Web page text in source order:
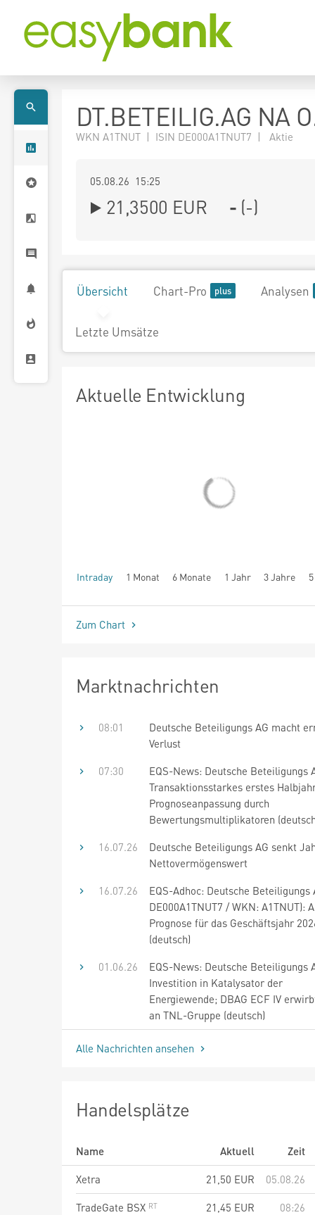
DT.BETEILIG.AG NA
WKN A1TNUT | ISIN DE000A1TNUT7 | Aktie
05.08.26 15:25
21,3500 EUR - (-)
Übersicht Chart-Pro Analysen
Letzte Umsätze
Aktuelle Entwicklung
Intraday 1 Monat 6 Monate 1 Jahr 3 Jahre
seit Beginn
Zum Chart
Marktnachrichten
08:01
Deutsche Beteiligungs AG macht
Verlust
07:30
EQS-News: Deutsche Beteiligungs
Transaktionsstarkes erstes
Prognoseanpassung durch
Bewertungsmultiplikatoren
16.07.26
Deutsche Beteiligungs AG senkt
Nettovermögenswert
16.07.26
EQS-Adhoc: Deutsche Beteiligungs
DE000A1TNUT7 / WKN: A1TNUT):
Prognose für das Geschäftsjahr
(deutsch)
01.06.26
EQS-News: Deutsche Beteiligungs
Investition in Katalysator der
Energiewende; DBAG ECF IV
an TNL-Gruppe (deutsch)
Alle Nachrichten ansehen
Handelsplätze
Name Aktuell
Zeit
Xetra
21,50 EUR
05.08.26
TradeGate BSX
21,45 EUR
08:26